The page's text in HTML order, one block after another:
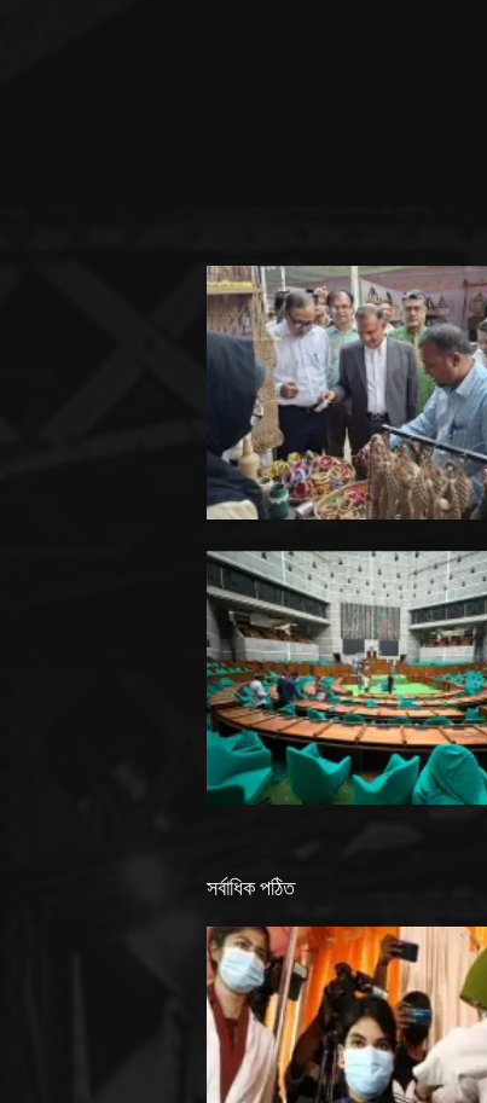
সর্বাধিক পঠিত